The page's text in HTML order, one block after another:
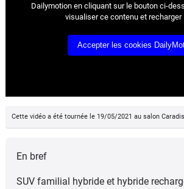
Dailymotion en cliquant sur le bouton ci-
visualiser ce contenu et recharger
Accepter les cookies
Cette vidéo a été tournée le 19/05/2021 au salon
En bref
SUV familial hybride et hybride